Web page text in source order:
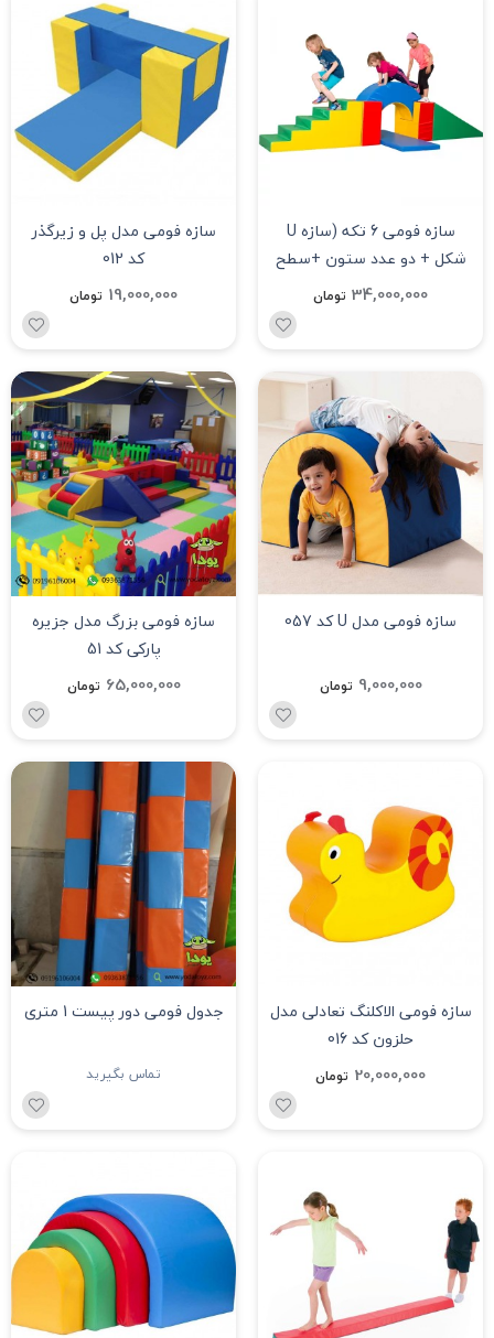
سازه فومی 6 تکه (سازه U
شکل + دو عدد ستون +سطح
شیب دار + پله و تشک) کد 013
34,000,000 تومان
سازه فومی مدل پل و زیرگذر
کد 012
19,000,000 تومان
سازه فومی مدل U کد 057
9,000,000 تومان
سازه فومی بزرگ مدل جزیره
پارکی کد 51
65,000,000 تومان
سازه فومی الاکلنگ تعادلی مدل
حلزون کد 016
20,000,000 تومان
جدول فومی دور پیست 1 متری
تماس بگیرید